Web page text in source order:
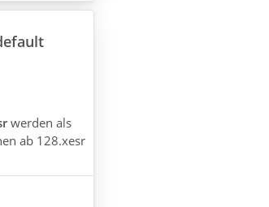
verwendet
werden als
ab 128.xesr